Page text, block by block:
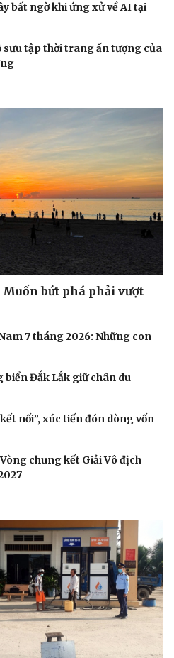
Nghệ sĩ
Thời trang
Sao Việt
bất ngờ khi ứng xử về AI tại
sưu tập thời trang ấn tượng của
bứt phá phải vượt
7 tháng 2026: Những con
biển Đắk Lắk giữ chân du
nối”, xúc tiến đón dòng vốn
chung kết Giải Vô địch